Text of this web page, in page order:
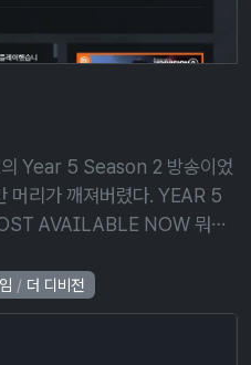
Year 5 Season 2 방송이었
머리가 깨져버렸다. YEAR 5
AVAILABLE NOW 뭐라
/ 더 디비전